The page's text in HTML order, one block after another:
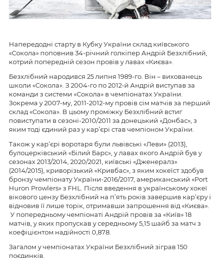
Напередодні старту в Кубку України склад київського
«Сокола» поповнив 34-річний голкіпер Андрій Безхлібний,
котрий попередній сезон провів у лавах «Києва».
Безхлібний народився 25 липня 1989-го. Він – вихованець
школи «Сокола». З 2004-го по 2012-й Андрій виступав за
команди з системи «Сокола» в чемпіонатах України.
Зокрема у 2007-му, 2011-2012-му провів сім матчів за перший
склад «Сокола». В цьому проміжку Безхлібний встиг
повиступати в сезоні-2010/2011 за донецький «Донбас», з
яким тоді єдиний раз у кар’єрі став чемпіоном України.
Також у кар’єрі воротаря були львівські «Леви» (2013),
булоцерківський «Білий Барс», у лавах якого Андрій був у
сезонах 2013/2014, 2020/2021, київські «Дженералз»
(2014/2015), криворізький «Кривбас», з яким хокеїст здобув
бронзу чемпіонату України-2016/2017, американський «Port
Huron Prowlers» з FHL. Після введення в українському хокеї
вікового цензу Безхлібний на п’ять років завершив кар’єру і
відновив її лише торік, отримавши запрошення від «Києва».
У попередньому чемпіонаті Андрій провів за «Київ» 18
матчів, у яких пропускав у середньому 5,15 шайб за матч з
коефіцієнтом надійності 0,878.
Загалом у чемпіонатах України Безхлібний зіграв 150
поєдинків.